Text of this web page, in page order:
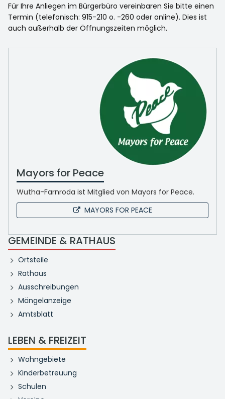
Für Ihre Anliegen im Bürgerbüro vereinbaren Sie bitte einen
Termin (telefonisch: 915-210 o. -260 oder online). Dies ist
auch außerhalb der Öffnungszeiten möglich.
Mayors for Peace
Wutha-Farnroda ist Mitglied von Mayors for Peace.
MAYORS FOR PEACE
GEMEINDE & RATHAUS
Ortsteile
Rathaus
Ausschreibungen
Mängelanzeige
Amtsblatt
LEBEN & FREIZEIT
Wohngebiete
Kinderbetreuung
Schulen